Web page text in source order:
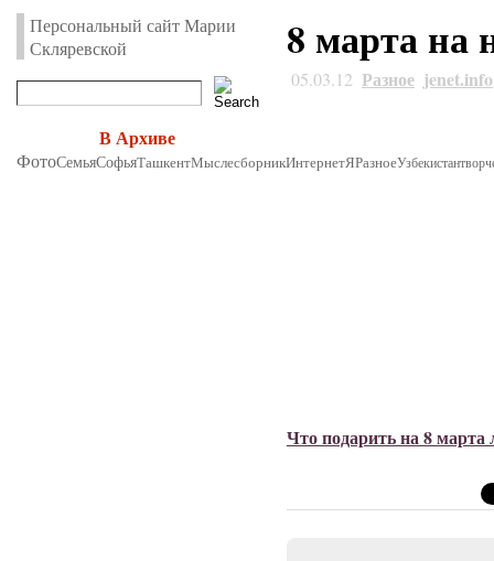
Персональный сайт Марии
Скляревской
В Архиве
ФотоСемьяСофьяТашкентМыслесборникИнтернетЯРазноеУзбекистан
8 марта на
05.03.12 Разное jenet.info
Что подарить на 8